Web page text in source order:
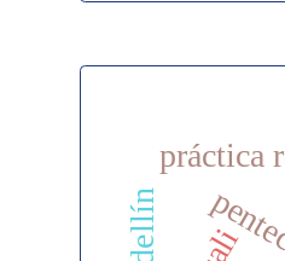
práctica